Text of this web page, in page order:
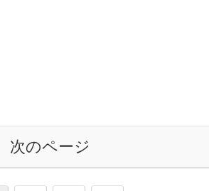
次のページ